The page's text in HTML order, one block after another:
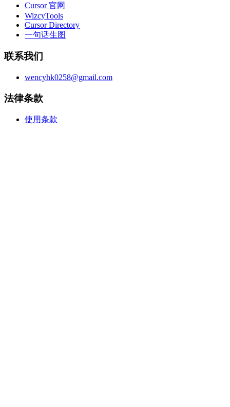
Cursor 官网
WizcyTools
Cursor Directory
一句话生图
联系我们
wencyhk0258@gmail.com
法律条款
使用条款